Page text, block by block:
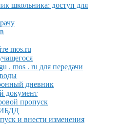
школьника: доступ для
mos.ru
. mos . ru для передачи
дневник
документ
пропуск
и внести изменения